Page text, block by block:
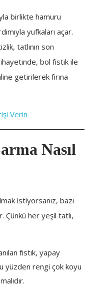
birlikte hamuru
yufkaları açar.
tatlının son
bol fıstık ile
getirilerek fırına
Verin
Nasıl
istiyorsanız, bazı
her yeşil tatlı,
fıstık, yapay
yüzden rengi çok koyu